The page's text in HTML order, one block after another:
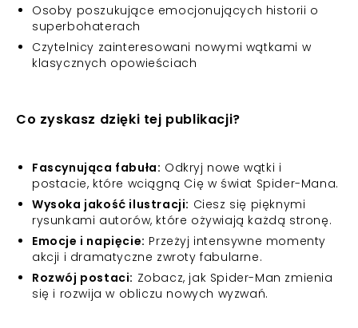
Osoby poszukujące emocjonujących historii o
superbohaterach
Czytelnicy zainteresowani nowymi wątkami w
klasycznych opowieściach
Co zyskasz dzięki tej publikacji?
Fascynująca fabuła: Odkryj nowe wątki i
postacie, które wciągną Cię w świat Spider-Mana.
Wysoka jakość ilustracji: Ciesz się pięknymi
rysunkami autorów, które ożywiają każdą stronę.
Emocje i napięcie: Przeżyj intensywne momenty
akcji i dramatyczne zwroty fabularne.
Rozwój postaci: Zobacz, jak Spider-Man zmienia
się i rozwija w obliczu nowych wyzwań.